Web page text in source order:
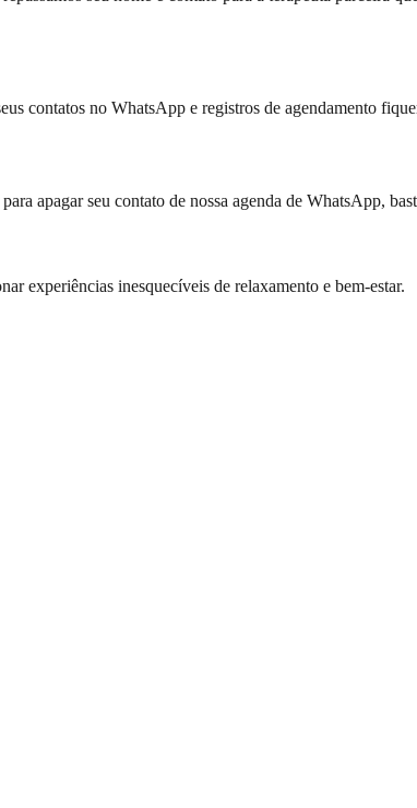
contatos no WhatsApp e registros de agendamento
apagar seu contato de nossa agenda de WhatsApp,
experiências inesquecíveis de relaxamento e bem-estar.